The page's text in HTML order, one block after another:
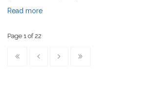
Read more
Page 1 of 22